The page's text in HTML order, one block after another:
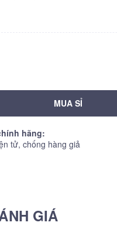
MUA SỈ
hãng:
tử, chống hàng giả
GIÁ